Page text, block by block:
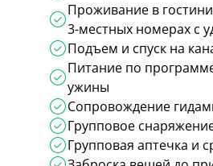
Проживание в
3-местных номерах с
Подъем и спуск на
Питание по
ужины
Сопровождение
Групповое
Групповая аптечка и